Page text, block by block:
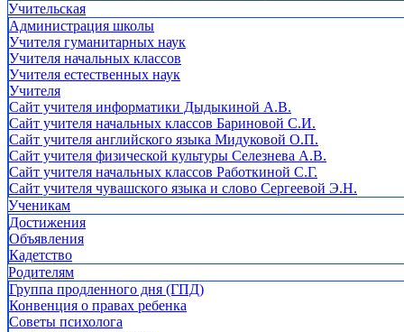
Учительская
Администрация школы
Учителя гуманитарных наук
Учителя начальных классов
Учителя естественных наук
Учителя
Cайт учителя информатики Дыдыкиной А.В.
Сайт учителя начальных классов Бариновой С.И.
Сайт учителя английского языка Мидуковой О.П.
Сайт учителя физической культуры Селезнева А.В.
Сайт учителя начальных классов Работкиной С.Г.
Сайт учителя чувашского языка и слово Сергеевой Э.Н.
Ученикам
Достижения
Объявления
Кадетство
Родителям
Группа продленного дня (ГПД)
Конвенция о правах ребенка
Советы психолога